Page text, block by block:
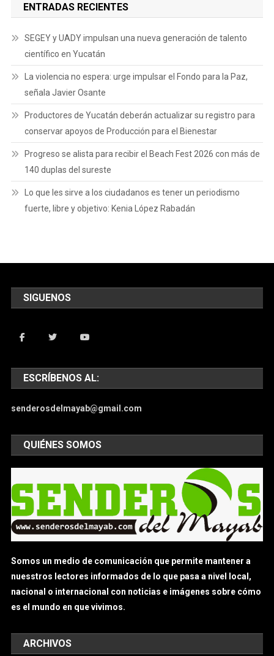
ENTRADAS RECIENTES
SEGEY y UADY impulsan una nueva generación de talento
científico en Yucatán
La violencia no espera: urge impulsar el Fondo para la Paz,
señala Javier Osante
Productores de Yucatán deberán actualizar su registro para
conservar apoyos de Producción para el Bienestar
Progreso se alista para recibir el Beach Fest 2026 con más de
140 duplas del sureste
Lo que les sirve a los ciudadanos es tener un periodismo
fuerte, libre y objetivo: Kenia López Rabadán
SIGUENOS
ESCRÍBENOS AL:
senderosdelmayab@gmail.com
QUIÉNES SOMOS
Somos un medio de comunicación que permite mantener a
nuesstros lectores informados de lo que pasa a nivel local,
nacional o internacional con noticias e imágenes sobre cómo
es el mundo en que vivimos.
ARCHIVOS